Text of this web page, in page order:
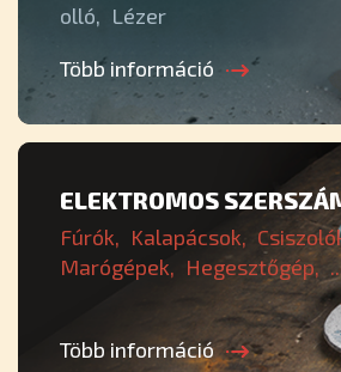
olló
Lézer
Több információ
ELEKTROMOS
Fúrók Kalapácsok
Marógépek
Hegesztőgép
Több információ